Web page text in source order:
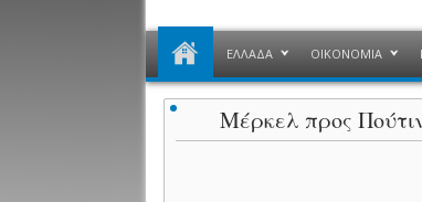
ΕΛΛΑΔΑ ΟΙΚΟΝΟΜΙΑ
Μέρκελ προς